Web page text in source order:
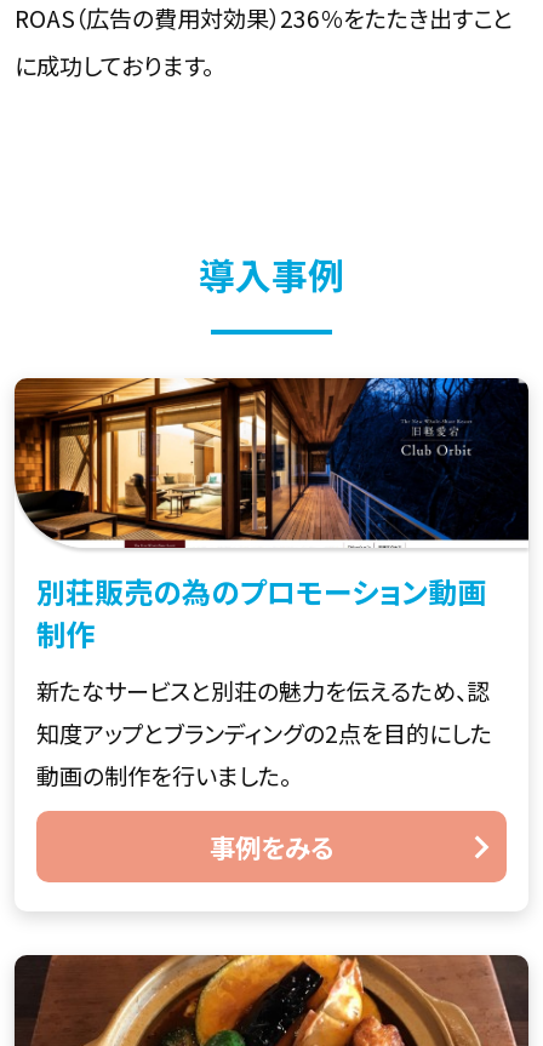
ROAS（広告の費用対効果）236％をたたき出すこと
に成功しております。
導入事例
別荘販売の為のプロモーション動画
制作
新たなサービスと別荘の魅力を伝えるため、認
知度アップとブランディングの2点を目的にした
動画の制作を行いました。
事例をみる